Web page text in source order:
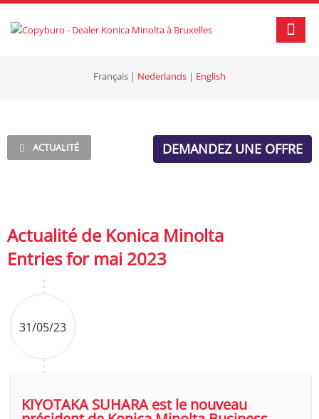
Français | Nederlands | English
ACTUALITÉ DEMANDEZ UNE OFFRE
Actualité de Konica Minolta
Entries for mai 2023
31/05/23
KIYOTAKA SUHARA est le nouveau